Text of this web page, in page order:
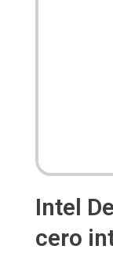
Intel
cero